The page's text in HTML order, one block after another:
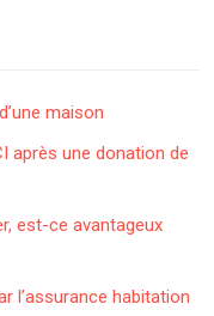
maison
après une donation de
est-ce avantageux
l’assurance habitation